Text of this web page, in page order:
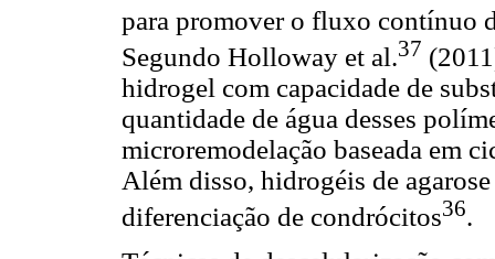
para promover o fluxo contínuo
Segundo Holloway et al.37
hidrogel com capacidade de
quantidade de água desses
microremodelação baseada em
Além disso, hidrogéis de
diferenciação de condrócitos36.